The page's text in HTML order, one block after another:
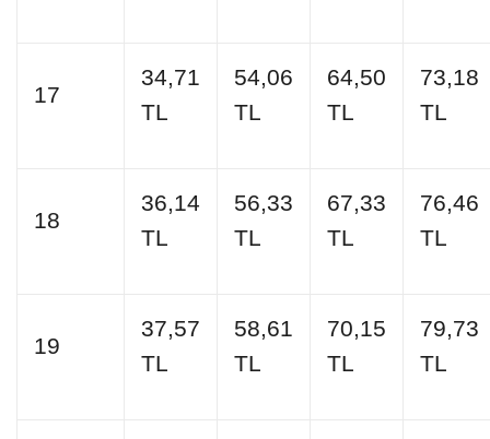
17
34,71
TL
54,06
TL
64,50
TL
73,18
TL
18
36,14
TL
56,33
TL
67,33
TL
76,46
TL
19
37,57
TL
58,61
TL
70,15
TL
79,73
TL